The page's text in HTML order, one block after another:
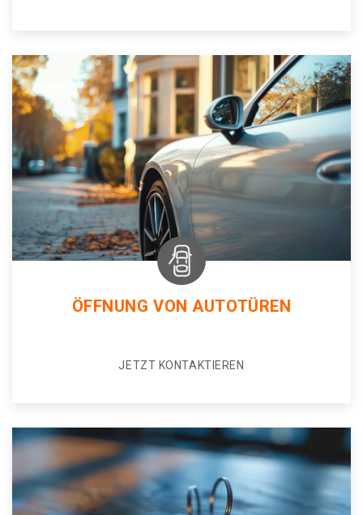
ÖFFNUNG VON AUTOTÜREN
JETZT KONTAKTIEREN